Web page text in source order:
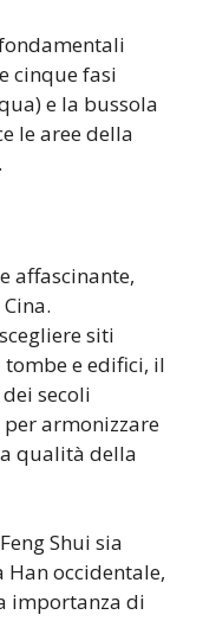
cinque fasi
e la bussola
le aree della
affascinante,
siti
e edifici, il
secoli
armonizzare
qualità della
Shui sia
occidentale,
importanza di